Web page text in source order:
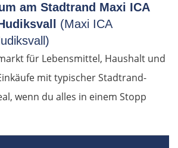
am Stadtrand Maxi ICA
(Maxi ICA
für Lebensmittel, Haushalt und
mit typischer Stadtrand-
wenn du alles in einem Stopp